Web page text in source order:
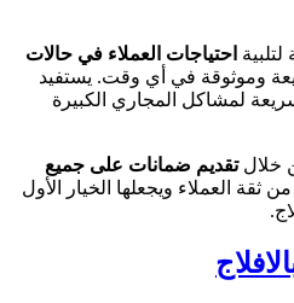
احتياجات العملاء في حالات
وموثوقة في أي وقت. يستفيد
لمشاكل المجاري الكبيرة
خلالتقديم ضمانات على جميع
ثقة العملاء ويجعلها الخيار الأول